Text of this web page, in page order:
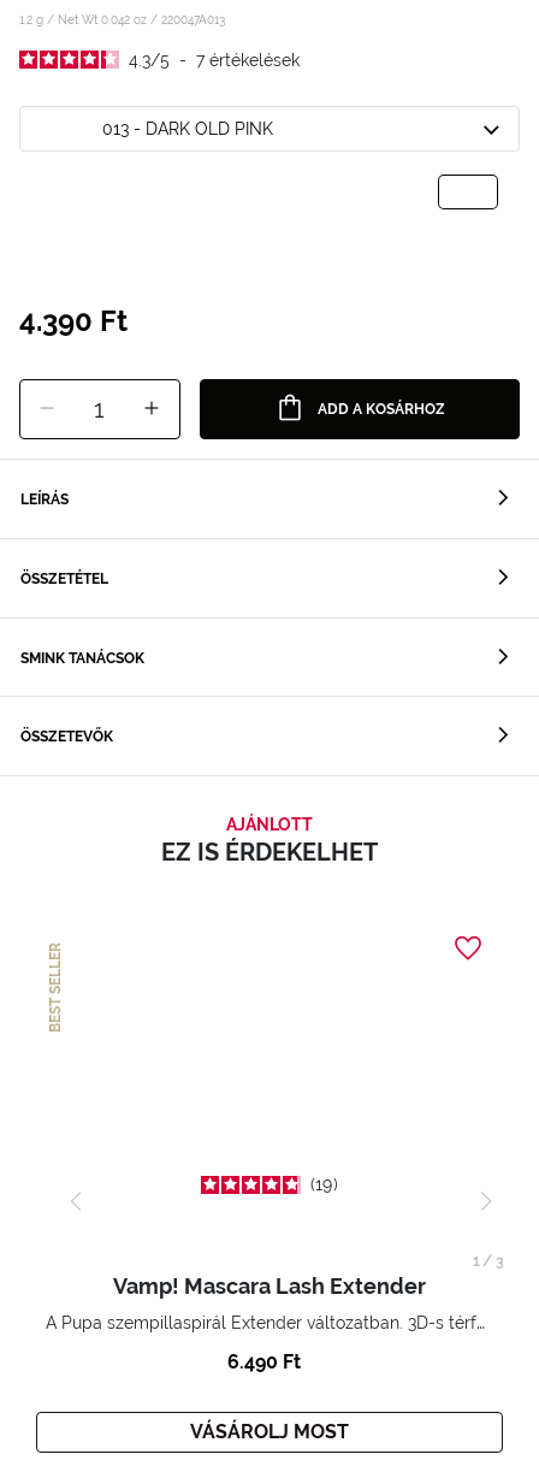
1.2 g / Net Wt 0.042 oz / 220047A013
4.3/5 - 7értékelések
013 - DARK OLD PINK
4.390 Ft
1 ADD A KOSÁRHOZ
LEÍRÁS
ÖSSZETÉTEL
SMINK TANÁCSOK
ÖSSZETEVŐK
AJÁNLOTT
EZ IS ÉRDEKELHET
BEST SELLER
19
Vamp! Mascara Lash Extender
A Pupa szempillaspirál Extender változatban. 3D-s térfogatnövelő hatás. Hihetetlenül hosszú és göndör szempillák
6.490 Ft
VÁSÁROLJ MOST
1 / 3